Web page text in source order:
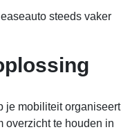
steeds vaker
je mobiliteit organiseert
overzicht te houden in